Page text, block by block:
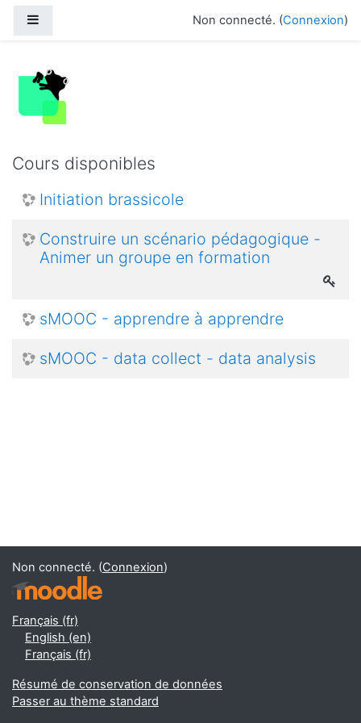
Non connecté. (Connexion)
Cours disponibles
Initiation brassicole
Construire un scénario pédagogique -
Animer un groupe en formation
sMOOC - apprendre à apprendre
sMOOC - data collect - data analysis
Non connecté. (Connexion)
Français ‎(fr)‎
English ‎(en)‎
Français ‎(fr)‎
Résumé de conservation de données
Passer au thème standard